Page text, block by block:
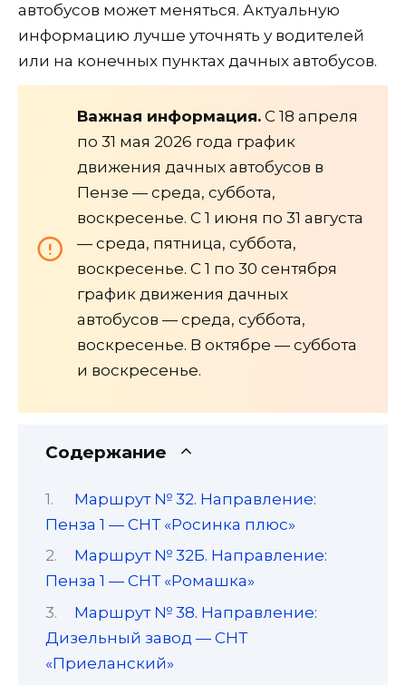
автобусов может меняться. Актуальную
информацию лучше уточнять у водителей
или на конечных пунктах дачных автобусов.
Важная информация. С 18 апреля
по 31 мая 2026 года график
движения дачных автобусов в
Пензе — среда, суббота,
воскресенье. С 1 июня по 31 августа
— среда, пятница, суббота,
воскресенье. С 1 по 30 сентября
график движения дачных
автобусов — среда, суббота,
воскресенье. В октябре — суббота
и воскресенье.
Содержание
Маршрут № 32. Направление:
Пенза 1 — СНТ «Росинка плюс»
Маршрут № 32Б. Направление:
Пенза 1 — СНТ «Ромашка»
Маршрут № 38. Направление:
Дизельный завод — СНТ
«Приеланский»